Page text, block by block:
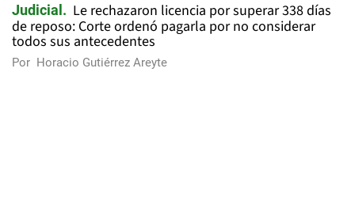
Judicial
Le rechazaron licencia por superar 338 días
de reposo: Corte ordenó pagarla por no considerar
todos sus antecedentes
Por Horacio Gutiérrez Areyte